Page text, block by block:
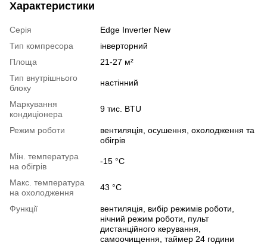
Характеристики
Серія
Edge Inverter New
Тип компресора
інверторний
Площа
21-27 м²
Тип внутрішнього
блоку
настінний
Маркування
кондиціонера
9 тис. BTU
Режим роботи
вентиляція, осушення, охолодження та
обігрів
Мін. температура
на обігрів
-15 °C
Макс. температура
на охолодження
43 °C
Функції
вентиляція, вибір режимів роботи,
нічний режим роботи, пульт
дистанційного керування,
самоочищення, таймер 24 години